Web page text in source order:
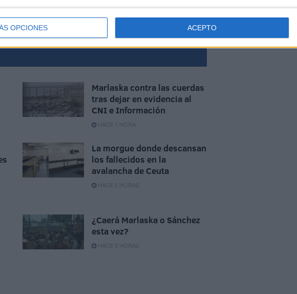
OPCIONES ACEPTO
Marlaska contra las cuerdas
tras dejar en evidencia al
CNI e Información
HACE 1 HORA
La morgue donde descansan
los fallecidos en la
avalancha de Ceuta
HACE 2 HORAS
¿Caerá Marlaska o Sánchez
esta vez?
HACE 5 HORAS